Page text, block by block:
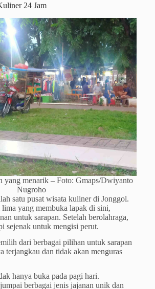
24 Jam
yang menarik – Foto: Gmaps/Dwiyanto
Nugroho
satu pusat wisata kuliner di Jonggol.
yang membuka lapak di sini,
untuk sarapan. Setelah berolahraga,
sejenak untuk mengisi perut.
dari berbagai pilihan untuk sarapan
terjangkau dan tidak akan menguras
hanya buka pada pagi hari.
berbagai jenis jajanan unik dan